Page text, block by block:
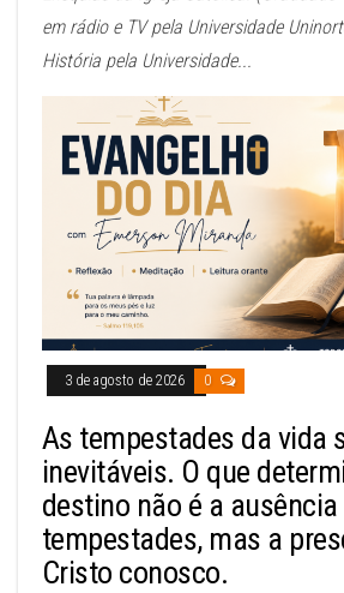
em rádio e TV pela Universidade
História pela Universidade...
3 de agosto de 2026 0
As tempestades da vida
inevitáveis. O que
destino não é a ausência
tempestades, mas a
Cristo conosco.